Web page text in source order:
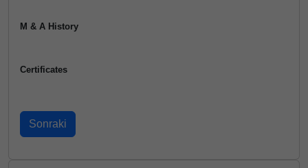
M & A History
Certificates